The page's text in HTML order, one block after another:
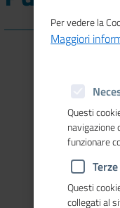
Per vedere la
Maggiori
Questi
navigazione
funzionare
Questi
collegati al